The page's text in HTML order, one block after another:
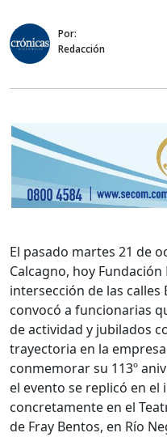
Por:
Redacción
El pasado martes 21 de
Calcagno, hoy
intersección de las calles
convocó a funcionarias
de actividad y jubilados
trayectoria en la
conmemorar su 113º
el evento se replicó en el
concretamente en el
de Fray Bentos, en Río